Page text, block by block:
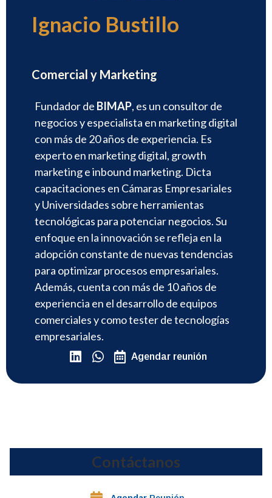
Ignacio Bustillo
Comercial y Marketing
Fundador de BIMAP, es un consultor de
negocios y especialista en marketing digital
con más de 20 años de experiencia. Es
experto en marketing digital, growth
marketing e inbound marketing. Dicta
capacitaciones en Cámaras Empresariales
y Universidades sobre herramientas
tecnológicas para potenciar negocios. Su
enfoque en la innovación se refleja en la
adopción constante de nuevas tendencias
para optimizar procesos empresariales.
Además, cuenta con más de 10 años de
experiencia en el desarrollo de equipos
comerciales y como tester de tecnologías
empresariales.
Agendar reunión
Contáctanos